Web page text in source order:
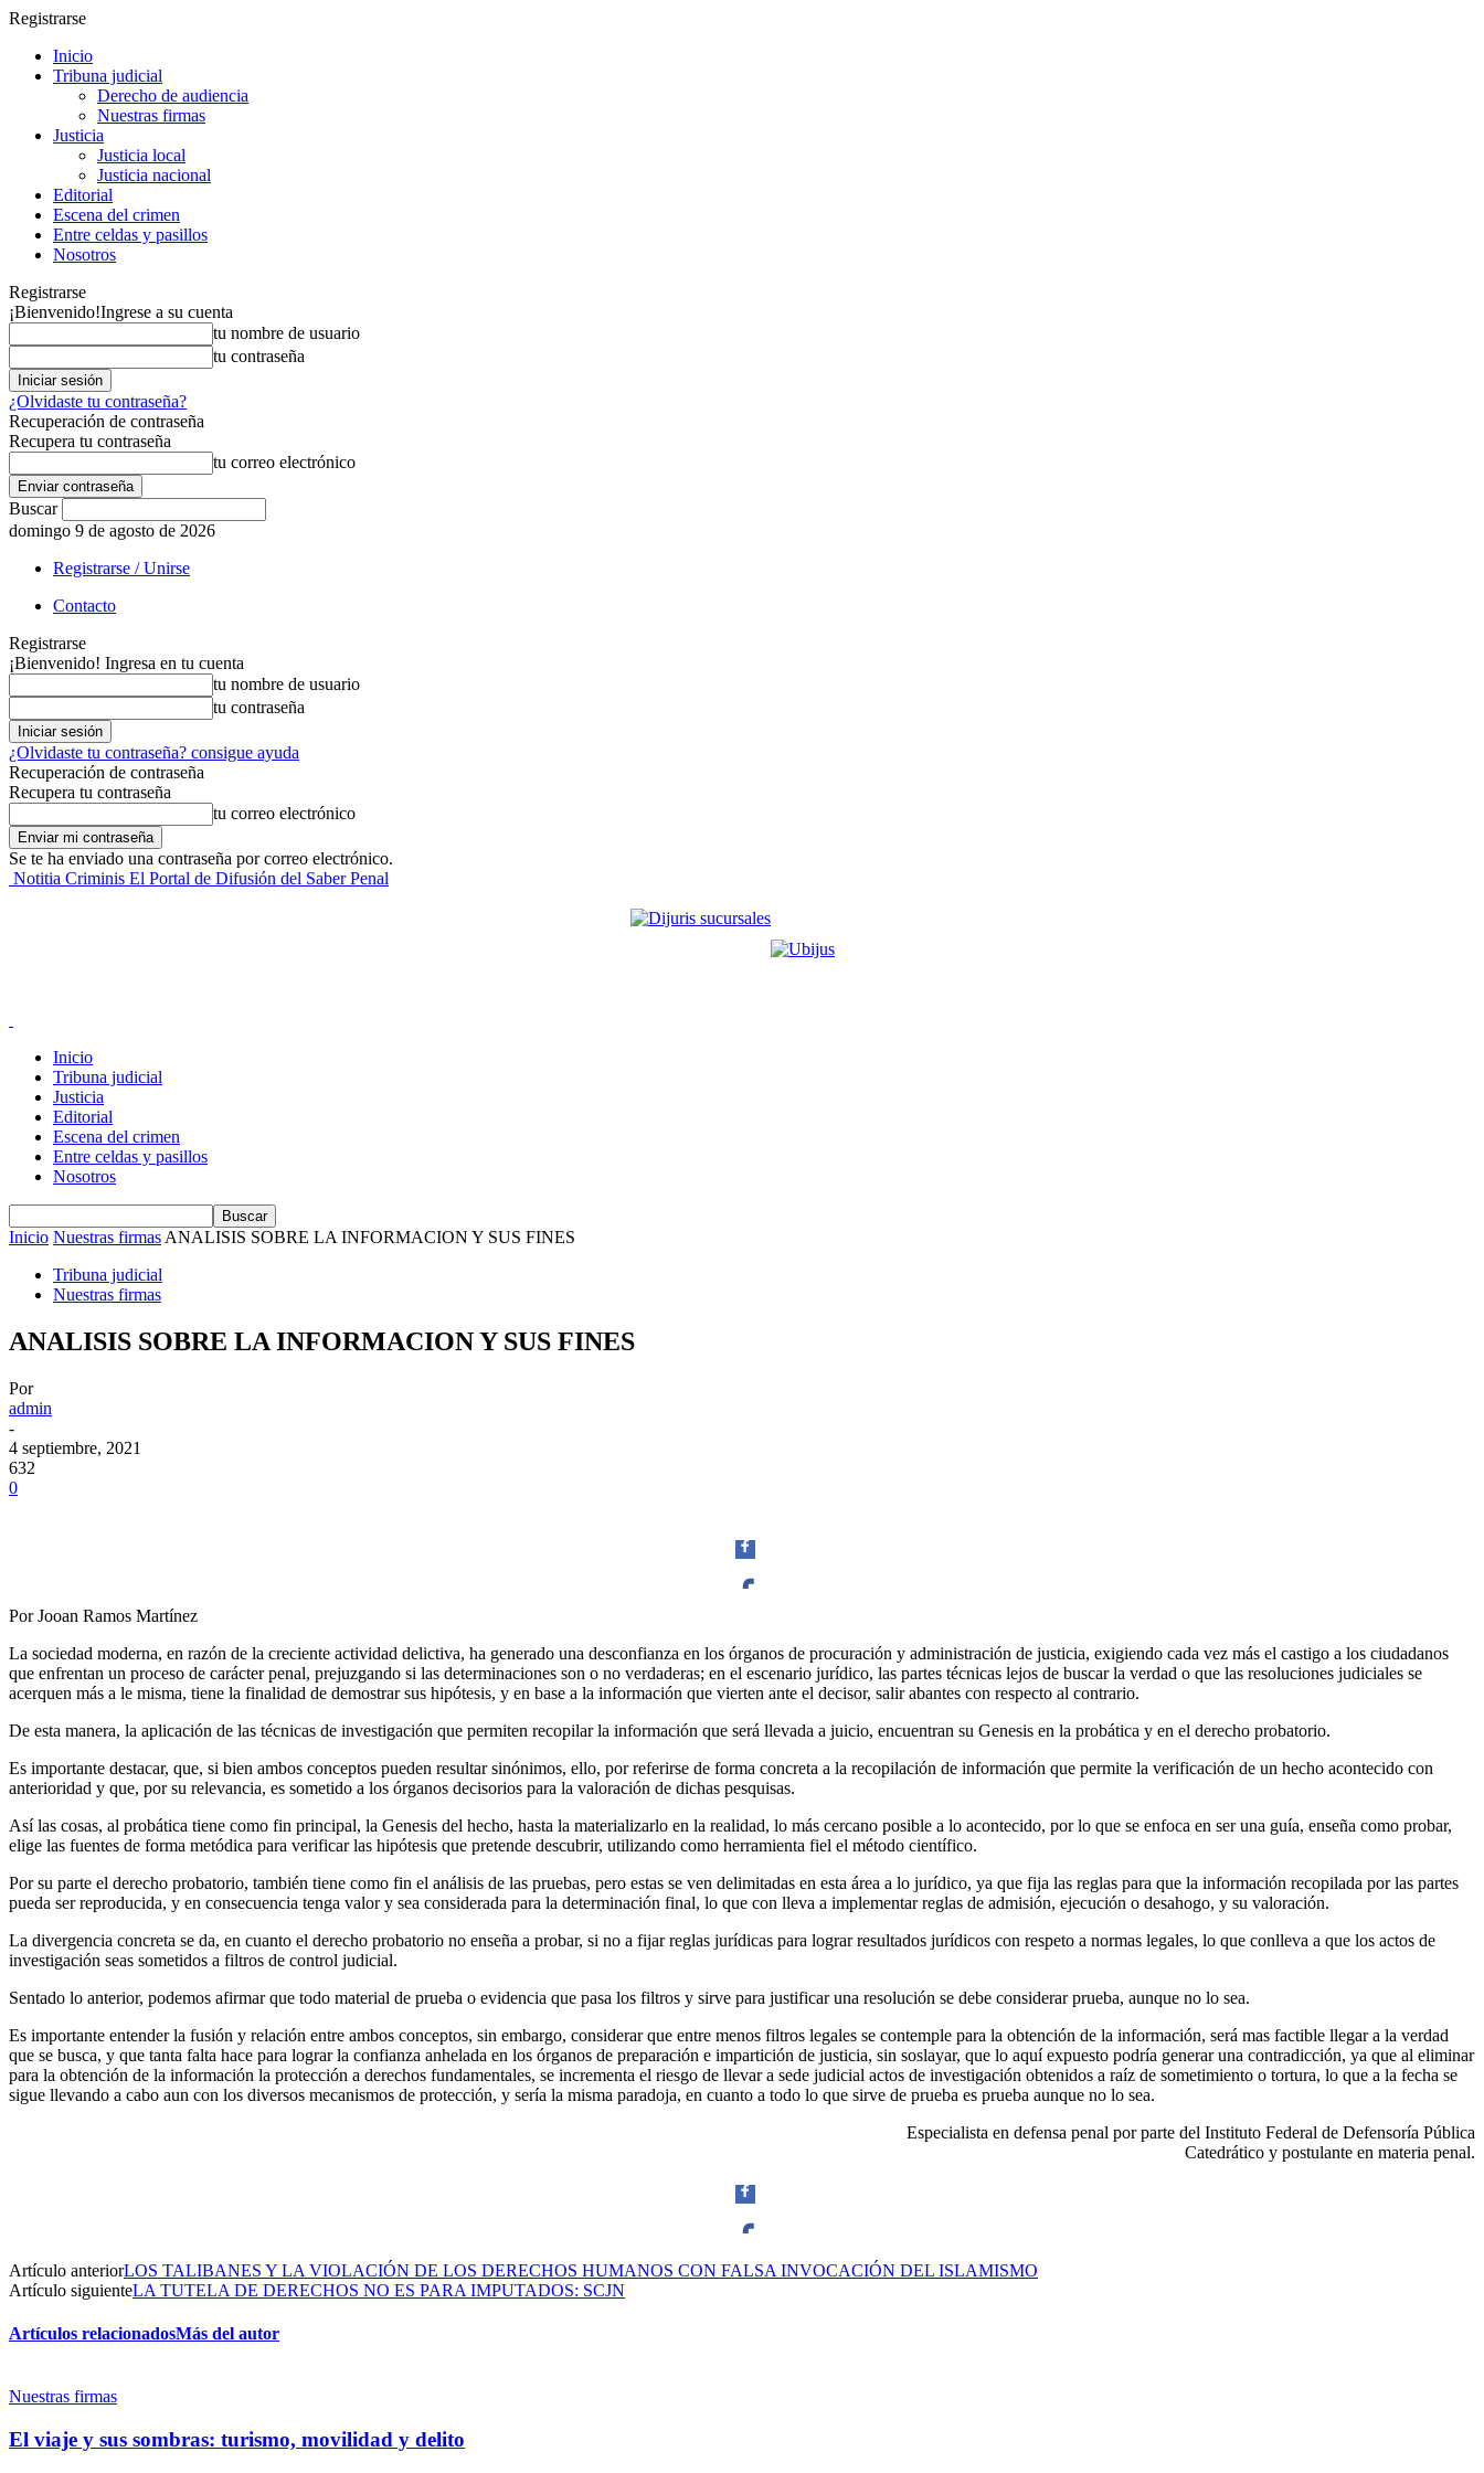
Registrarse
Inicio
Tribuna judicial
Derecho de audiencia
Nuestras firmas
Justicia
Justicia local
Justicia nacional
Editorial
Escena del crimen
Entre celdas y pasillos
Nosotros
Registrarse
¡Bienvenido!Ingrese a su cuenta
tu nombre de usuario
tu contraseña
¿Olvidaste tu contraseña?
Recuperación de contraseña
Recupera tu contraseña
tu correo electrónico
Buscar
domingo 9 de agosto de 2026
Registrarse / Unirse
Contacto
Registrarse
¡Bienvenido! Ingresa en tu cuenta
tu nombre de usuario
tu contraseña
¿Olvidaste tu contraseña? consigue ayuda
Recuperación de contraseña
Recupera tu contraseña
tu correo electrónico
Se te ha enviado una contraseña por correo electrónico.
Notitia Criminis El Portal de Difusión del Saber Penal
Inicio
Tribuna judicial
Justicia
Editorial
Escena del crimen
Entre celdas y pasillos
Nosotros
Inicio Nuestras firmas ANALISIS SOBRE LA INFORMACION Y SUS FINES
Tribuna judicial
Nuestras firmas
ANALISIS SOBRE LA INFORMACION Y SUS FINES
Por
admin
-
4 septiembre, 2021
632
0
Twitter
Whatsapp
Linkedin
Por Jooan Ramos Martínez
La sociedad moderna, en razón de la creciente actividad delictiva, ha generado una desconfianza en los órganos de procuración y administración de justicia, exigiendo cada vez más el castigo a los ciudadanos
que enfrentan un proceso de carácter penal, prejuzgando si las determinaciones son o no verdaderas; en el escenario jurídico, las partes técnicas lejos de buscar la verdad o que las resoluciones judiciales se
acerquen más a le misma, tiene la finalidad de demostrar sus hipótesis, y en base a la información que vierten ante el decisor, salir abantes con respecto al contrario.
De esta manera, la aplicación de las técnicas de investigación que permiten recopilar la información que será llevada a juicio, encuentran su Genesis en la probática y en el derecho probatorio.
Es importante destacar, que, si bien ambos conceptos pueden resultar sinónimos, ello, por referirse de forma concreta a la recopilación de información que permite la verificación de un hecho acontecido con
anterioridad y que, por su relevancia, es sometido a los órganos decisorios para la valoración de dichas pesquisas.
Así las cosas, al probática tiene como fin principal, la Genesis del hecho, hasta la materializarlo en la realidad, lo más cercano posible a lo acontecido, por lo que se enfoca en ser una guía, enseña como probar,
elige las fuentes de forma metódica para verificar las hipótesis que pretende descubrir, utilizando como herramienta fiel el método científico.
Por su parte el derecho probatorio, también tiene como fin el análisis de las pruebas, pero estas se ven delimitadas en esta área a lo jurídico, ya que fija las reglas para que la información recopilada por las partes
pueda ser reproducida, y en consecuencia tenga valor y sea considerada para la determinación final, lo que con lleva a implementar reglas de admisión, ejecución o desahogo, y su valoración.
La divergencia concreta se da, en cuanto el derecho probatorio no enseña a probar, si no a fijar reglas jurídicas para lograr resultados jurídicos con respeto a normas legales, lo que conlleva a que los actos de
investigación seas sometidos a filtros de control judicial.
Sentado lo anterior, podemos afirmar que todo material de prueba o evidencia que pasa los filtros y sirve para justificar una resolución se debe considerar prueba, aunque no lo sea.
Es importante entender la fusión y relación entre ambos conceptos, sin embargo, considerar que entre menos filtros legales se contemple para la obtención de la información, será mas factible llegar a la verdad
que se busca, y que tanta falta hace para lograr la confianza anhelada en los órganos de preparación e impartición de justicia, sin soslayar, que lo aquí expuesto podría generar una contradicción, ya que al eliminar
para la obtención de la información la protección a derechos fundamentales, se incrementa el riesgo de llevar a sede judicial actos de investigación obtenidos a raíz de sometimiento o tortura, lo que a la fecha se
sigue llevando a cabo aun con los diversos mecanismos de protección, y sería la misma paradoja, en cuanto a todo lo que sirve de prueba es prueba aunque no lo sea.
Especialista en defensa penal por parte del Instituto Federal de Defensoría Pública
Catedrático y postulante en materia penal.
Facebook
Artículo anteriorLOS TALIBANES Y LA VIOLACIÓN DE LOS DERECHOS HUMANOS CON FALSA INVOCACIÓN DEL ISLAMISMO
Artículo siguienteLA TUTELA DE DERECHOS NO ES PARA IMPUTADOS: SCJN
Artículos relacionadosMás del autor
Nuestras firmas
El viaje y sus sombras: turismo, movilidad y delito